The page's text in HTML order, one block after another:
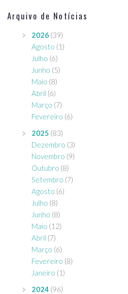
Arquivo de Notícias
2026 (39)
Agosto (1)
Julho (6)
Junho (5)
Maio (8)
Abril (6)
Março (7)
Fevereiro (6)
2025 (83)
Dezembro (3)
Novembro (9)
Outubro (8)
Setembro (7)
Agosto (6)
Julho (8)
Junho (8)
Maio (12)
Abril (7)
Março (6)
Fevereiro (8)
Janeiro (1)
2024 (96)